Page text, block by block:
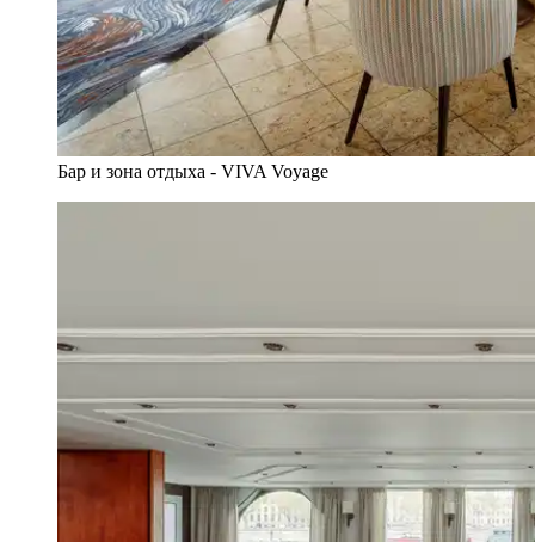
Бар и зона отдыха - VIVA Voyage